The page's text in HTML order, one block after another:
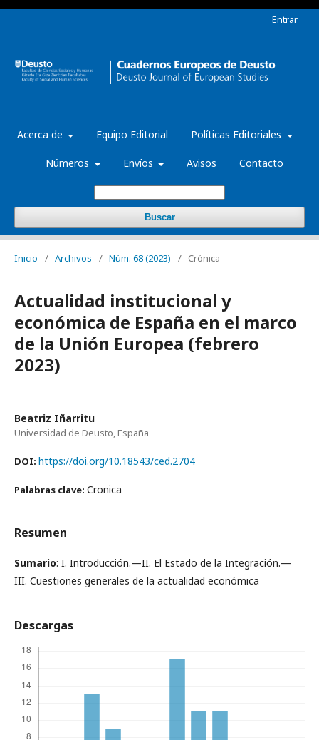
Acerca de Equipo Editorial Políticas Editoriales
Números Envíos Avisos Contacto
Buscar
Entrar
Inicio / Archivos / Núm. 68 (2023) / Crónica
Actualidad institucional y
económica de España en el marco
de la Unión Europea (febrero
2023)
Beatriz Iñarritu
Universidad de Deusto, España
DOI: https://doi.org/10.18543/ced.2704
Palabras clave: Cronica
Resumen
Sumario: I. Introducción.—II. El Estado de la Integración.—
III. Cuestiones generales de la actualidad económica
Descargas